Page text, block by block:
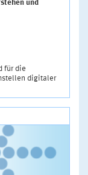
und
für die
digitaler